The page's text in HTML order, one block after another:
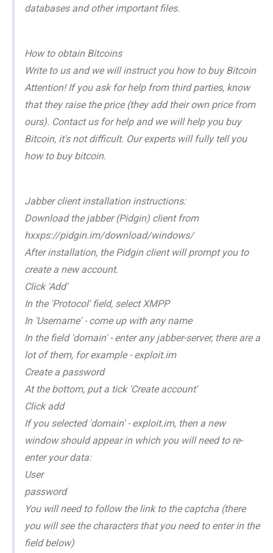
databases and other important files.
How to obtain Bitcoins
Write to us and we will instruct you how to buy Bitcoin
Attention! If you ask for help from third parties, know
that they raise the price (they add their own price from
ours). Contact us for help and we will help you buy
Bitcoin, it's not difficult. Our experts will fully tell you
how to buy bitcoin.
Jabber client installation instructions:
Download the jabber (Pidgin) client from
hxxps://pidgin.im/download/windows/
After installation, the Pidgin client will prompt you to
create a new account.
Click 'Add'
In the 'Protocol' field, select XMPP
In 'Username' - come up with any name
In the field 'domain' - enter any jabber-server, there are a
lot of them, for example - exploit.im
Create a password
At the bottom, put a tick 'Create account'
Click add
If you selected 'domain' - exploit.im, then a new
window should appear in which you will need to re-
enter your data:
User
password
You will need to follow the link to the captcha (there
you will see the characters that you need to enter in the
field below)